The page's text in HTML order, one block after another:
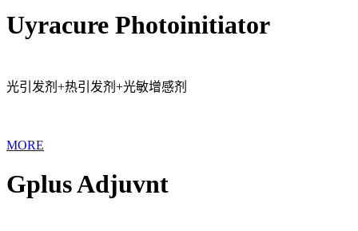
Uyracure Photoinitiator
光引发剂+热引发剂+光敏增感剂
MORE
Gplus Adjuvnt